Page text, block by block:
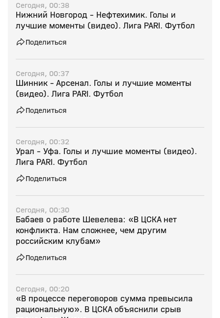
Сегодня, 00:38
Нижний Новгород - Нефтехимик. Голы и
лучшие моменты (видео). Лига PARI. Футбол
Поделиться
Сегодня, 00:37
Шинник - Арсенал. Голы и лучшие моменты
(видео). Лига PARI. Футбол
Поделиться
Сегодня, 00:32
Урал - Уфа. Голы и лучшие моменты (видео).
Лига PARI. Футбол
Поделиться
Сегодня, 00:30
Бабаев о работе Шевелева: «В ЦСКА нет
конфликта. Нам сложнее, чем другим
российским клубам»
Поделиться
Сегодня, 00:20
«В процессе переговоров сумма превысила
рациональную». В ЦСКА объяснили срыв